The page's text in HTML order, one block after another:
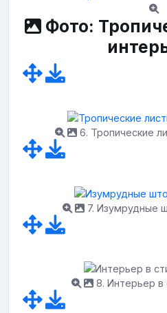
Фото:
6. Тропические
7. Изумрудные
8. Интерьер в